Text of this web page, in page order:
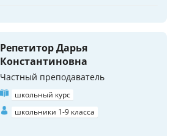
Репетитор Дарья
Константиновна
Частный преподаватель
школьный курс
школьники 1-9 класса